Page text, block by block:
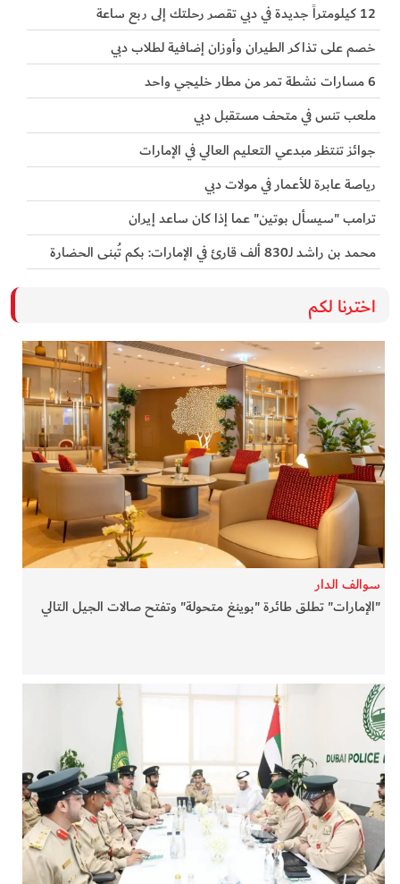
12 كيلومتراً جديدة في دبي تقصر رحلتك إلى ربع ساعة
خصم على تذاكر الطيران وأوزان إضافية لطلاب دبي
6 مسارات نشطة تمر من مطار خليجي واحد
ملعب تنس في متحف مستقبل دبي
جوائز تنتظر مبدعي التعليم العالي في الإمارات
رياصة عابرة للأعمار في مولات دبي
ترامب "سيسأل بوتين" عما إذا كان ساعد إيران
محمد بن راشد لـ830 ألف قارئ في الإمارات: بكم تُبنى الحضارة
اخترنا لكم
سوالف الدار
"الإمارات" تطلق طائرة "بوينغ متحولة" وتفتح صالات الجيل التالي